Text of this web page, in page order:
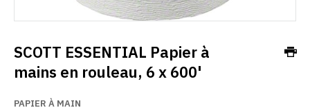
SCOTT ESSENTIAL Papier à
mains en rouleau, 6 x 600'
PAPIER À MAIN